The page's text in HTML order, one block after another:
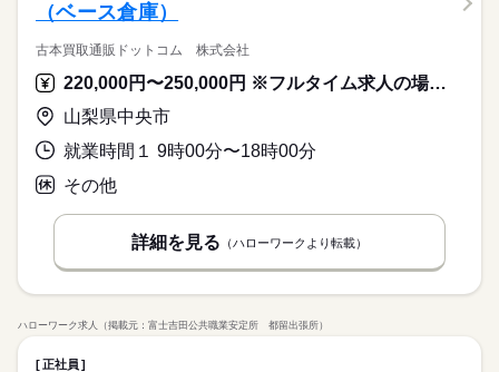
（ベース倉庫）
古本買取通販ドットコム 株式会社
220,000円〜250,000円 ※フルタイム求人の場合は月額（換算額）、パート求人の場合は時間額を表示しています。
山梨県中央市
就業時間１ 9時00分〜18時00分
その他
詳細を見る （ハローワークより転載）
ハローワーク求人（掲載元：富士吉田公共職業安定所 都留出張所）
正社員